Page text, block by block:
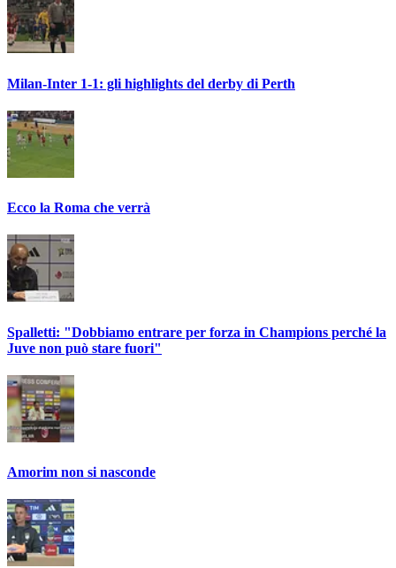
Milan-Inter 1-1: gli highlights del derby di Perth
Ecco la Roma che verrà
Spalletti: "Dobbiamo entrare per forza in Champions perché la
Juve non può stare fuori"
Amorim non si nasconde